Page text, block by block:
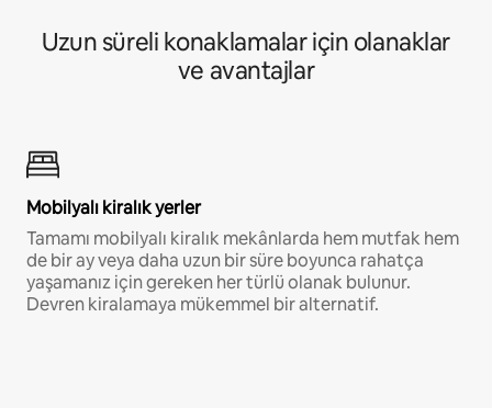
Uzun süreli konaklamalar için olanaklar
ve avantajlar
Mobilyalı kiralık yerler
Tamamı mobilyalı kiralık mekânlarda hem mutfak hem
de bir ay veya daha uzun bir süre boyunca rahatça
yaşamanız için gereken her türlü olanak bulunur.
Devren kiralamaya mükemmel bir alternatif.